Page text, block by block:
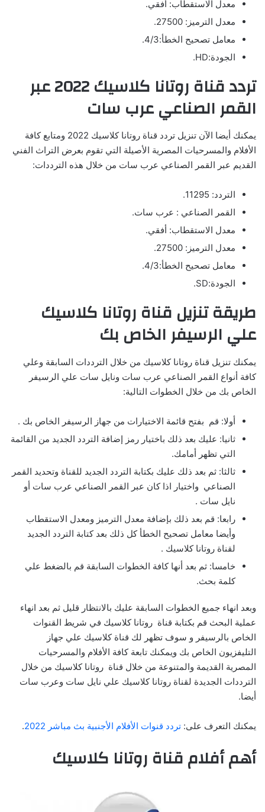
معدل الاستقطاب: أفقي.
معدل الترميز: 27500.
معامل تصحيح الخطأ:4/3.
الجودة:HD.
تردد قناة روتانا كلاسيك 2022 عبر
القمر الصناعي عرب سات
يمكنك أيضا الآن تنزيل تردد قناة روتانا كلاسيك 2022 ومتابع كافة
الأفلام والمسرحيات المصرية الأصيلة التي تقوم بعرض التراث الفني
القديم عبر القمر الصناعي عرب سات من خلال هذه الترددات:
التردد: 11295.
القمر الصناعي : عرب سات.
معدل الاستقطاب: أفقي.
معدل الترميز: 27500.
معامل تصحيح الخطأ:4/3.
الجودة:SD.
طريقة تنزيل قناة روتانا كلاسيك
علي الرسيفر الخاص بك
يمكنك تنزيل قناة روتانا كلاسيك من خلال الترددات السابقة وعلي
كافة أنواع القمر الصناعي عرب سات ونايل سات علي الرسيفر
الخاص بك من خلال الخطوات التالية:
أولا: قم بفتح قائمة الاختيارات من جهاز الرسيفر الخاص بك .
ثانيا: عليك بعد ذلك باختيار رمز إضافة التردد الجديد من القائمة
التي تظهر أمامك.
ثالثا: ثم بعد ذلك عليك بكتابة التردد الجديد للقناة وتحديد القمر
الصناعي واختيار اذا كان عبر القمر الصناعي عرب سات أو
نايل سات .
رابعا: قم بعد ذلك بإضافة معدل الترميز ومعدل الاستقطاب
وأيضا معامل تصحيح الخطأ كل ذلك بعد كتابة التردد الجديد
لقناة روتانا كلاسيك .
خامسا: ثم بعد أنها كافة الخطوات السابقة قم بالضغط علي
كلمة بحث.
وبعد انهاء جميع الخطوات السابقة عليك بالانتظار قليل ثم بعد انهاء
عملية البحث قم بكتابة قناة روتانا كلاسيك في شريط القنوات
الخاص بالرسيفر و سوف تظهر لك قناة كلاسيك علي جهاز
التليفزيون الخاص بك ويمكنك تابعة كافة الأفلام والمسرحيات
المصرية القديمة والمتنوعة من خلال قناة روتانا كلاسيك من خلال
الترددات الجديدة لقناة روتانا كلاسيك علي نايل سات وعرب سات
أيضا.
يمكنك التعرف على: تردد قنوات الأفلام الأجنبية بث مباشر 2022 .
أهم أفلام قناة روتانا كلاسيك